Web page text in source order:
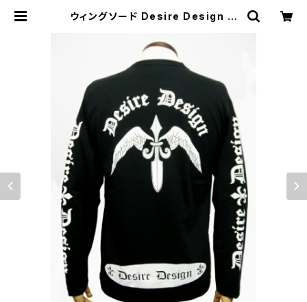
ウィングソード Desire Design デ
翼 剣 OE1210 ロックTシャツ バンド
Tシャツ 大きいサイズ 天使 エンジェ
ル 厚め DTL-02BK | alternative